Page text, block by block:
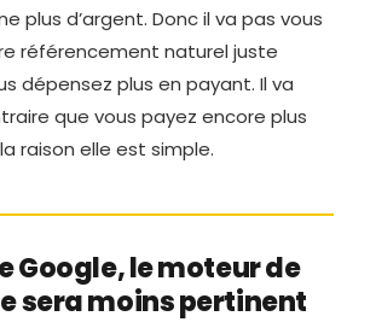
plus d’argent. Donc il va pas vous
référencement naturel juste
dépensez plus en payant. Il va
que vous payez encore plus
raison elle est simple.
Google, le moteur de
sera moins pertinent